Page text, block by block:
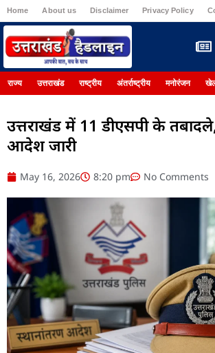
Home About us Disclaimer Privacy Policy
राज्य उत्तराखंड राष्ट्रीय अंतर्राष्ट्रीय मनोरंजन
उत्तराखंड में 11 डीएसपी के
आदेश जारी
May 16, 2026 8:20 pm No Comments